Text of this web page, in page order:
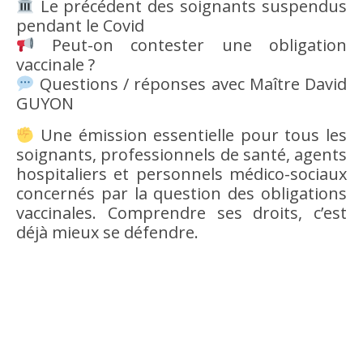
Le précédent des soignants suspendus
pendant le Covid
Peut-on contester une obligation
vaccinale ?
Questions / réponses avec Maître David
GUYON
Une émission essentielle pour tous les
soignants, professionnels de santé, agents
hospitaliers et personnels médico-sociaux
concernés par la question des obligations
vaccinales. Comprendre ses droits, c’est
déjà mieux se défendre.